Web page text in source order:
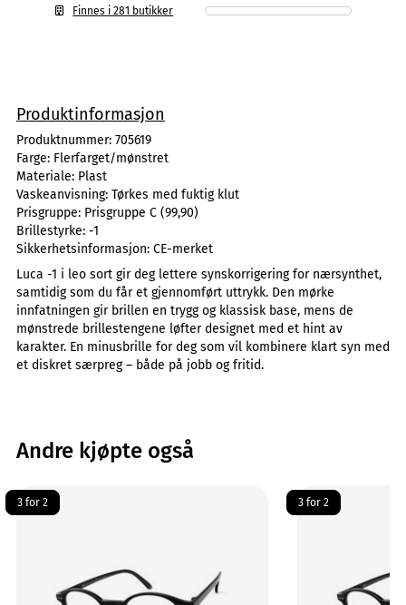
Finnes i 281 butikker
Produktinformasjon
Produktnummer: 705619
Farge: Flerfarget/mønstret
Materiale: Plast
Vaskeanvisning: Tørkes med fuktig klut
Prisgruppe: Prisgruppe C (99,90)
Brillestyrke: -1
Sikkerhetsinformasjon: CE-merket
Luca -1 i leo sort gir deg lettere synskorrigering for nærsynthet,
samtidig som du får et gjennomført uttrykk. Den mørke
innfatningen gir brillen en trygg og klassisk base, mens de
mønstrede brillestengene løfter designet med et hint av
karakter. En minusbrille for deg som vil kombinere klart syn med
et diskret særpreg – både på jobb og fritid.
Andre kjøpte også
3 for 2 3 for 2